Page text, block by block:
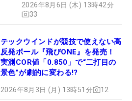
2026年8月6日 (木) 13時42分
33
テックウインドが競技で使えない高
反発ボール『飛びONE』を発売！
実測COR値「0.850」で“二打目の
景色”が劇的に変わる!?
2026年8月3日 (月) 13時51分 12